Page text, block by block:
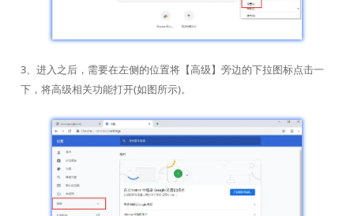
3、进入之后，需要在左侧的位置将【高级】旁边的下拉图标点击一
下，将高级相关功能打开(如图所示)。